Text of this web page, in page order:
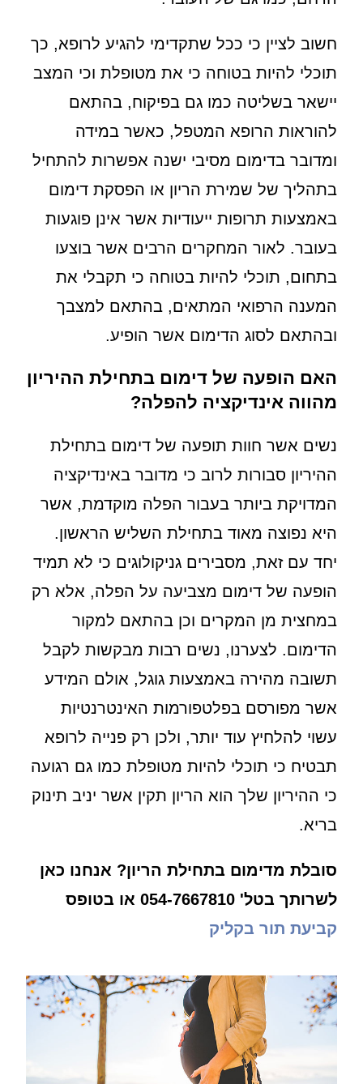
חשוב לציין כי ככל שתקדימי להגיע לרופא, כך
תוכלי להיות בטוחה כי את מטופלת וכי המצב
יישאר בשליטה כמו גם בפיקוח, בהתאם
להוראות הרופא המטפל, כאשר במידה
ומדובר בדימום מסיבי ישנה אפשרות להתחיל
בתהליך של שמירת הריון או הפסקת דימום
באמצעות תרופות ייעודיות אשר אינן פוגעות
בעובר. לאור המחקרים הרבים אשר בוצעו
בתחום, תוכלי להיות בטוחה כי תקבלי את
המענה הרפואי המתאים, בהתאם למצבך
ובהתאם לסוג הדימום אשר הופיע.
האם הופעה של דימום בתחילת ההיריון
מהווה אינדיקציה להפלה?
נשים אשר חוות תופעה של דימום בתחילת
ההיריון סבורות לרוב כי מדובר באינדיקציה
המדויקת ביותר בעבור הפלה מוקדמת, אשר
היא נפוצה מאוד בתחילת השליש הראשון.
יחד עם זאת, מסבירים גניקולוגים כי לא תמיד
הופעה של דימום מצביעה על הפלה, אלא רק
במחצית מן המקרים וכן בהתאם למקור
הדימום. לצערנו, נשים רבות מבקשות לקבל
תשובה מהירה באמצעות גוגל, אולם המידע
אשר מפורסם בפלטפורמות האינטרנטיות
עשוי להלחיץ עוד יותר, ולכן רק פנייה לרופא
תבטיח כי תוכלי להיות מטופלת כמו גם רגועה
כי ההיריון שלך הוא הריון תקין אשר יניב תינוק
בריא.
סובלת מדימום בתחילת הריון? אנחנו כאן
לשרותך בטל' 054-7667810 או בטופס
קביעת תור בקליק